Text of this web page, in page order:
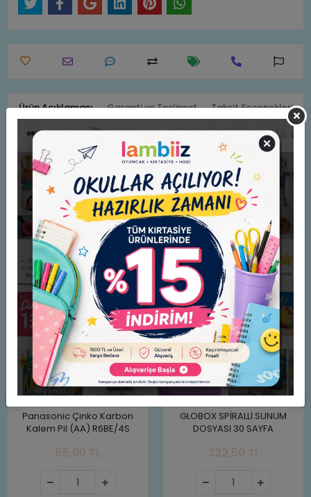
Ürün Açıklaması Garanti ve Teslimat Taksit Seçenekleri
Yorumlar
Panasonic Çinko Karbon İnce Kalem Pil (AAA) R03UE/2S
Benzer Ürünler
Panasonic Çinko Karbon
Kalem Pil (AA) R6BE/4S
55,00 TL
GLOBOX SPİRALLİ SUNUM
DOSYASI 30 SAYFA
332,50 TL